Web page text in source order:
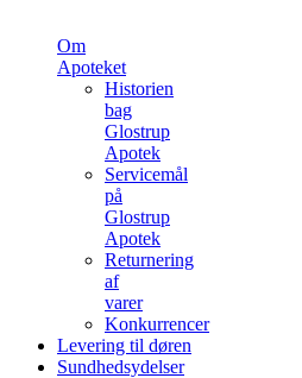
Om
Apoteket
Historien
bag
Glostrup
Apotek
Servicemål
på
Glostrup
Apotek
Returnering
af
varer
Konkurrencer
Levering til døren
Sundhedsydelser